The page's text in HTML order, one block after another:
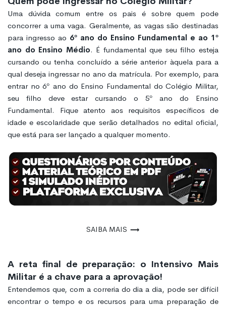
Uma dúvida comum entre os pais é sobre quem pode
concorrer a uma vaga. Geralmente, as vagas são destinadas
para ingresso ao 6º ano do Ensino Fundamental e ao 1º
ano do Ensino Médio. É fundamental que seu filho esteja
cursando ou tenha concluído a série anterior àquela para a
qual deseja ingressar no ano da matrícula. Por exemplo, para
entrar no 6º ano do Ensino Fundamental do Colégio Militar,
seu filho deve estar cursando o 5º ano do Ensino
Fundamental. Fique atento aos requisitos específicos de
idade e escolaridade que serão detalhados no edital oficial,
que está para ser lançado a qualquer momento.
Saiba mais
A reta final de preparação: o Intensivo Mais
Militar é a chave para a aprovação!
Entendemos que, com a correria do dia a dia, pode ser difícil
encontrar o tempo e os recursos para uma preparação de